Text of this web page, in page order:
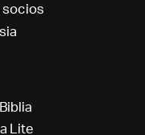
socios
sia
Biblia
a Lite